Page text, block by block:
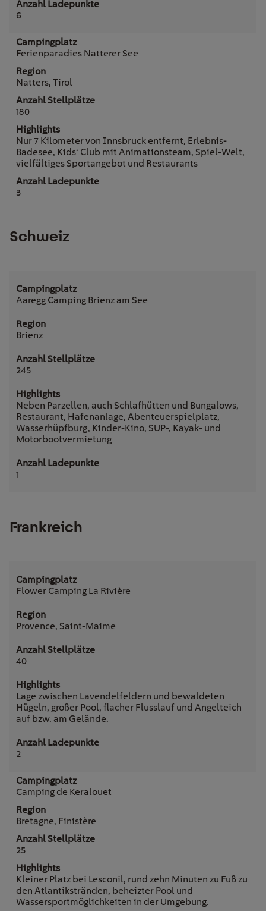
6
Ferienparadies Natterer See
Natters, Tirol
180
Nur 7 Kilometer von Innsbruck entfernt, Erlebnis-
Badesee, Kids‘ Club mit Animationsteam, Spiel-Welt,
vielfältiges Sportangebot und Restaurants
3
Schweiz
Aaregg Camping Brienz am See
Brienz
245
Neben Parzellen, auch Schlafhütten und Bungalows,
Restaurant, Hafenanlage, Abenteuerspielplatz,
Wasserhüpfburg, Kinder-Kino, SUP-, Kayak- und
Motorbootvermietung
1
Frankreich
Flower Camping La Rivière
Provence, Saint-Maime
40
Lage zwischen Lavendelfeldern und bewaldeten
Hügeln, großer Pool, flacher Flusslauf und Angelteich
auf bzw. am Gelände.
2
Camping de Keralouet
Bretagne, Finistère
25
Kleiner Platz bei Lesconil, rund zehn Minuten zu Fuß zu
den Atlantikstränden, beheizter Pool und
Wassersportmöglichkeiten in der Umgebung.